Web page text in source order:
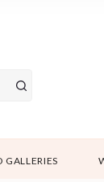
GALLERIES